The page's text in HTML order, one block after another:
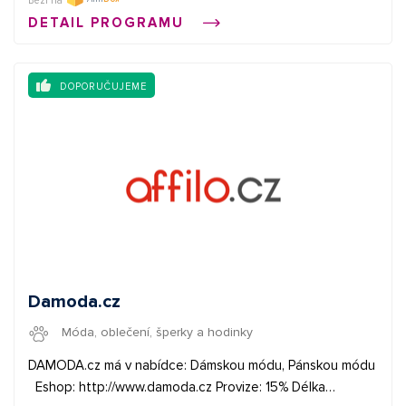
štítky bez značek--- WPAI xml se štítky se značkami
DETAIL PROGRAMU
DOPORUČUJEME
Damoda.cz
Móda, oblečení, šperky a hodinky
DAMODA.cz má v nabídce: Dámskou módu, Pánskou módu